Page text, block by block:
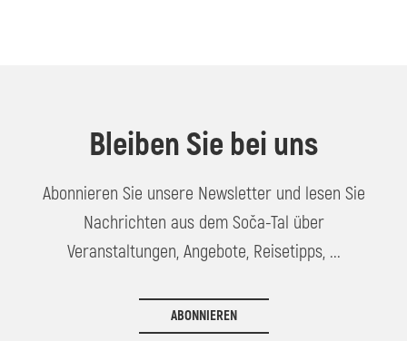
Bleiben Sie bei uns
Abonnieren Sie unsere Newsletter und lesen Sie
Nachrichten aus dem Soča-Tal über
Veranstaltungen, Angebote, Reisetipps, ...
ABONNIEREN